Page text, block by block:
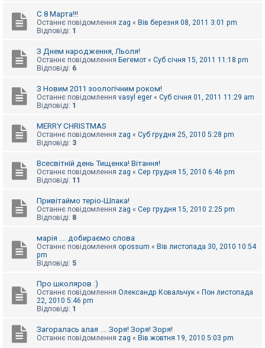
С 8 Марта!!!
Останнє повідомлення zag « Вів березня 08, 2011 3:01 pm
Відповіді: 1
З Днем народження, Льоля!
Останнє повідомлення Бегемот « Суб січня 15, 2011 11:18 pm
Відповіді: 6
З Новим 2011 зоологічним роком!
Останнє повідомлення vasyl eger « Суб січня 01, 2011 11:29 am
Відповіді: 1
MERRY CHRISTMAS
Останнє повідомлення zag « Суб грудня 25, 2010 5:28 pm
Відповіді: 3
Всесвітній день Тищенка! Вітання!
Останнє повідомлення zag « Сер грудня 15, 2010 6:46 pm
Відповіді: 11
Привітаймо теріо-Шпака!
Останнє повідомлення zag « Сер грудня 15, 2010 2:25 pm
Відповіді: 8
марія .... добираємо слова
Останнє повідомлення opossum « Вів листопада 30, 2010 10:54
pm
Відповіді: 5
Про школяров :)
Останнє повідомлення Олександр Ковальчук « Пон листопада
22, 2010 5:46 pm
Відповіді: 1
Загоралась алая .... Зоря! Зоря! Зоря!
Останнє повідомлення zag « Вів жовтня 19, 2010 5:03 pm